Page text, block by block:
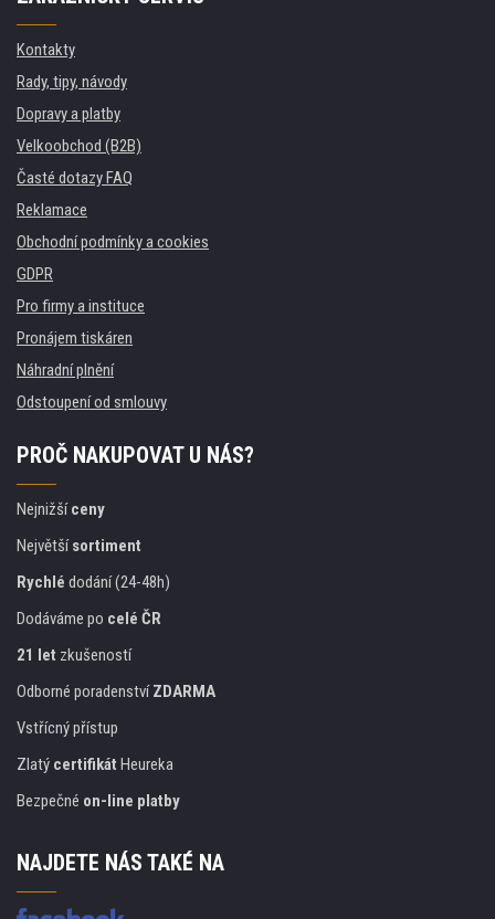
Kontakty
Rady, tipy, návody
Dopravy a platby
Velkoobchod (B2B)
Časté dotazy FAQ
Reklamace
Obchodní podmínky a cookies
GDPR
Pro firmy a instituce
Pronájem tiskáren
Náhradní plnění
Odstoupení od smlouvy
PROČ NAKUPOVAT U NÁS?
Nejnižšíceny
Největšísortiment
Rychlé dodání (24-48h)
Dodáváme po celé ČR
21 let zkušeností
Odborné poradenstvíZDARMA
Vstřícný přístup
Zlatý certifikát Heureka
Bezpečné on-line platby
NAJDETE NÁS TAKÉ NA